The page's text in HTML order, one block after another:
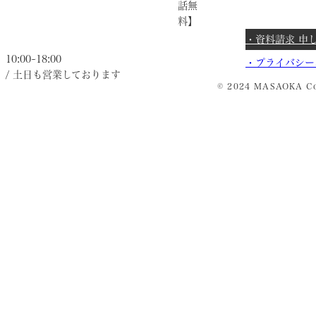
話無
料】
10:00~18:00
/ 土日も営業しております
・資料請求 申
・ プライバシ
© 2024 MASAOKA